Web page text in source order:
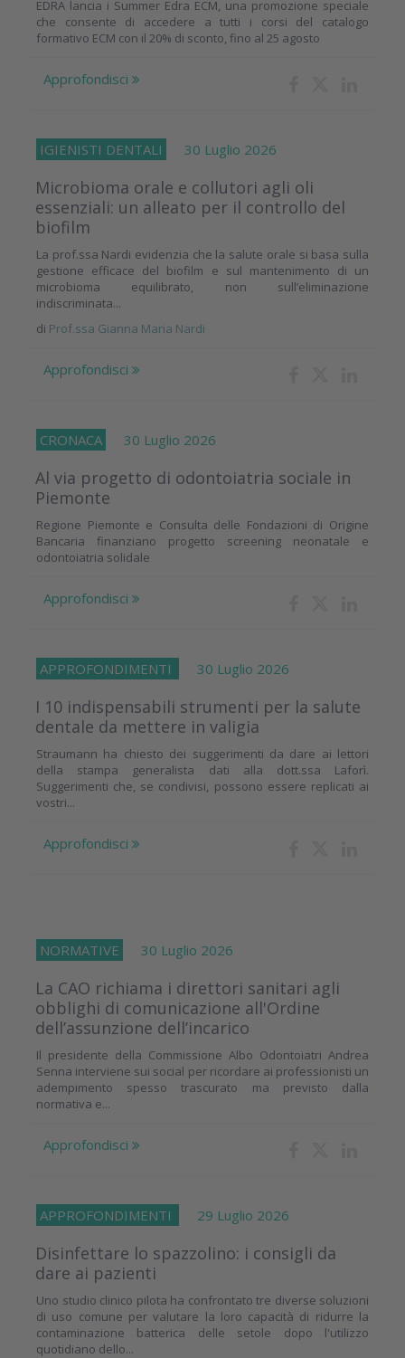
EDRA lancia i Summer Edra ECM, una promozione speciale
che consente di accedere a tutti i corsi del catalogo
formativo ECM con il 20% di sconto, fino al 25 agosto
Approfondisci
IGIENISTI DENTALI 30 Luglio 2026
Microbioma orale e collutori agli oli
essenziali: un alleato per il controllo del
biofilm
La prof.ssa Nardi evidenzia che la salute orale si basa sulla
gestione efficace del biofilm e sul mantenimento di un
microbioma equilibrato, non sull’eliminazione
indiscriminata...
di Prof.ssa Gianna Maria Nardi
Approfondisci
CRONACA 30 Luglio 2026
Al via progetto di odontoiatria sociale in
Piemonte
Regione Piemonte e Consulta delle Fondazioni di Origine
Bancaria finanziano progetto screening neonatale e
odontoiatria solidale
Approfondisci
APPROFONDIMENTI 30 Luglio 2026
I 10 indispensabili strumenti per la salute
dentale da mettere in valigia
Straumann ha chiesto dei suggerimenti da dare ai lettori
della stampa generalista dati alla dott.ssa Laforì.
Suggerimenti che, se condivisi, possono essere replicati ai
vostri...
Approfondisci
NORMATIVE 30 Luglio 2026
La CAO richiama i direttori sanitari agli
obblighi di comunicazione all'Ordine
dell’assunzione dell’incarico
Il presidente della Commissione Albo Odontoiatri Andrea
Senna interviene sui social per ricordare ai professionisti un
adempimento spesso trascurato ma previsto dalla
normativa e...
Approfondisci
APPROFONDIMENTI 29 Luglio 2026
Disinfettare lo spazzolino: i consigli da
dare ai pazienti
Uno studio clinico pilota ha confrontato tre diverse soluzioni
di uso comune per valutare la loro capacità di ridurre la
contaminazione batterica delle setole dopo l'utilizzo
quotidiano dello...